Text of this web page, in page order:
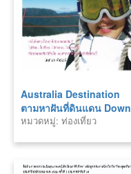
Australia Destination
ตามหาฝันที่ดินแดน Down
Under
หมวดหมู่: ท่องเที่ยว